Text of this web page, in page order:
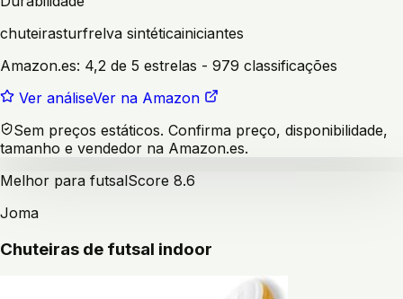
chuteirasturfrelva sintéticainiciantes
Amazon.es: 4,2 de 5 estrelas - 979 classificações
Ver análiseVer na Amazon
Sem preços estáticos. Confirma preço, disponibilidade,
tamanho e vendedor na Amazon.es.
Melhor para futsalScore 8.6
Joma
Chuteiras de futsal indoor